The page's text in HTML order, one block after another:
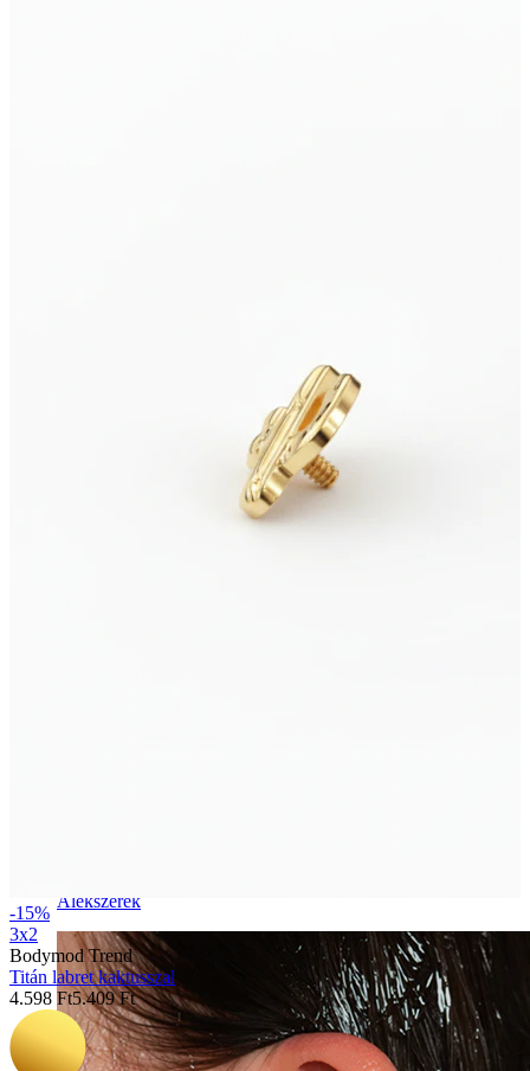
Álékszerek
-15%
3x2
Bodymod Trend
Titán labret kaktusszal
4.598 Ft5.409 Ft